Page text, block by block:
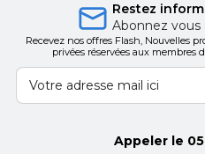
Restez
Abonnez
Recevez nos offres Flash, Nouvelles
privées réservées aux membres
Appeler le